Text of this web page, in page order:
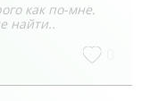
как по-мне.
найти..